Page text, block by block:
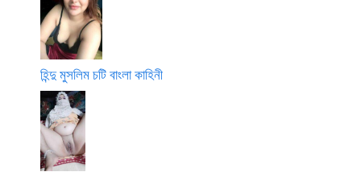
হিন্দু মুসলিম চটি বাংলা কাহিনী